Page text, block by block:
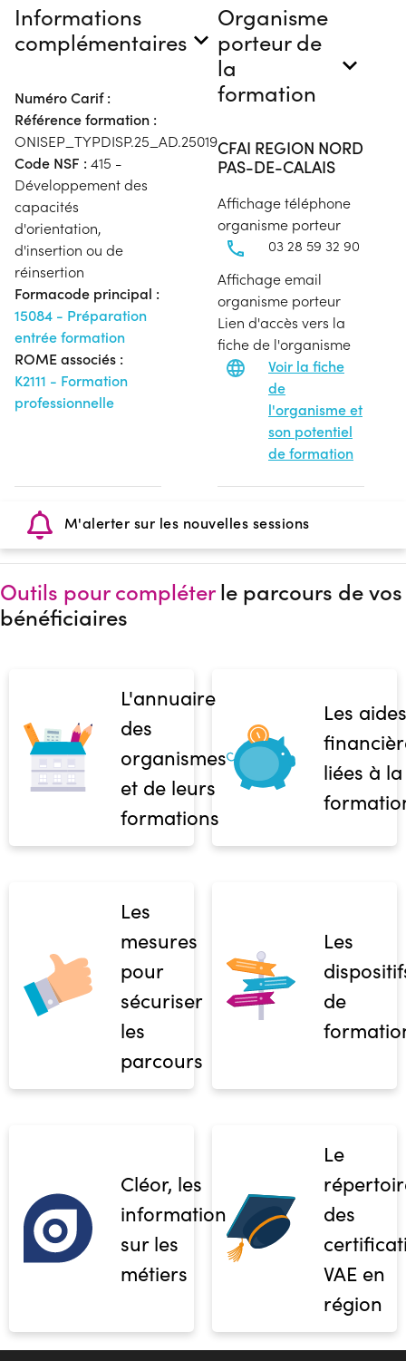
Informations
complémentaires
Numéro Carif :
Référence formation :
ONISEP_TYPDISP.25_AD.25019
Code NSF : 415 -
Développement des
capacités
d'orientation,
d'insertion ou de
réinsertion
Formacode principal :
15084 - Préparation
entrée formation
ROME associés :
K2111 - Formation
professionnelle
Organisme
porteur de
la
formation
CFAI REGION NORD
PAS-DE-CALAIS
Affichage téléphone
organisme porteur
03 28 59 32 90
Affichage email
organisme porteur
Lien d'accès vers la
fiche de l'organisme
Voir la fiche
de
l'organisme et
son potentiel
de formation
M'alerter sur les nouvelles sessions
Outils pour compléterle parcours de vos
bénéficiaires
L'annuaire
des
organismes
et de leurs
formations
Les aides
liées à la
Les
mesures
pour
sécuriser
les
parcours
Les
de
Cléor, les
informations
sur les
métiers
Le
des
VAE en
région